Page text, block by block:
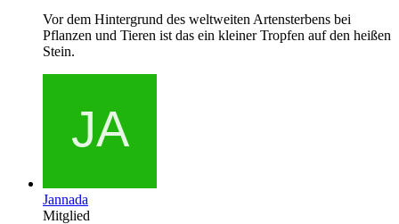
Vor dem Hintergrund des weltweiten Artensterbens bei
Pflanzen und Tieren ist das ein kleiner Tropfen auf den heißen
Stein.
Jannada
Mitglied